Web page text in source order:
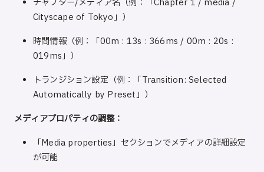
チャプター/メディア名（例：「Chapter 1 / media /
Cityscape of Tokyo」）
時間情報（例：「00m : 13s : 366ms / 00m : 20s :
019ms」）
トランジション設定（例：「Transition: Selected
Automatically by Preset」）
メディアプロパティの調整：
「Media properties」セクションでメディアの詳細設定
が可能